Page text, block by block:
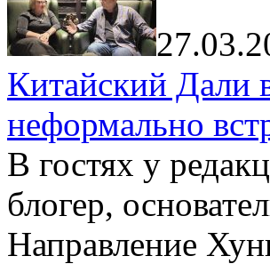
Китайский Дали
неформально
В гостях у
блогер,
Направление